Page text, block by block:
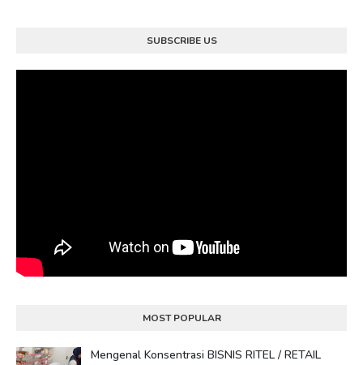
SUBSCRIBE US
MOST POPULAR
Mengenal Konsentrasi BISNIS RITEL / RETAIL